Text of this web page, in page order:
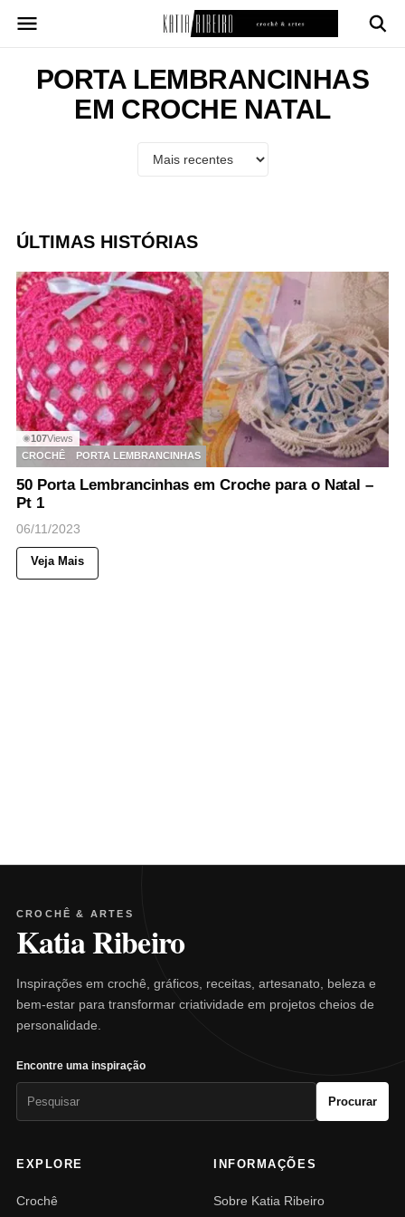
para
conteúdoPORTA LEMBRANCINHAS
EM CROCHE NATAL
ÚLTIMAS HISTÓRIAS
◉107Views
CROCHÊ
PORTA LEMBRANCINHAS
50 Porta Lembrancinhas em Croche para o Natal –
Pt 1
06/11/2023
Veja Mais
CROCHÊ & ARTES
Katia Ribeiro
Inspirações em crochê, gráficos, receitas, artesanato, beleza e
bem-estar para transformar criatividade em projetos cheios de
personalidade.
Encontre uma inspiração
Procurar
EXPLORE
Crochê
INFORMAÇÕES
Sobre Katia Ribeiro